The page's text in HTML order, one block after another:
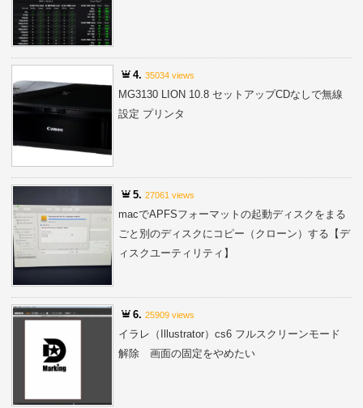
4.35034 views
MG3130 LION 10.8 セットアップCDなしで無線
設定 プリンタ
5.27061 views
macでAPFSフォーマットの起動ディスクをまる
ごと別のディスクにコピー（クローン）する【デ
ィスクユーティリティ】
6.25909 views
イラレ（Illustrator）cs6 フルスクリーンモード
解除 画面の固定をやめたい